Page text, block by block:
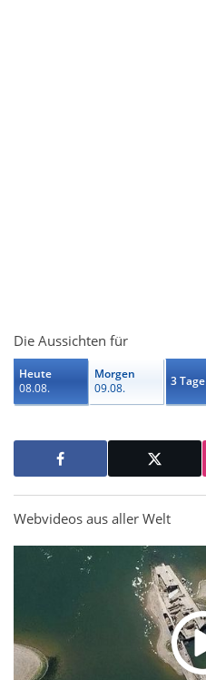
Die Aussichten für
Heute
08.08.
Morgen
09.08.
3 Tage
Webvideos aus aller Welt